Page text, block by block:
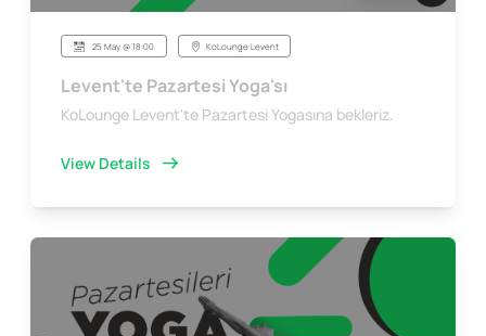
25 May @ 18:00 KoLounge Levent
Levent'te Pazartesi Yoga'sı
KoLounge Levent'te Pazartesi Yogasına bekleriz.
View Details